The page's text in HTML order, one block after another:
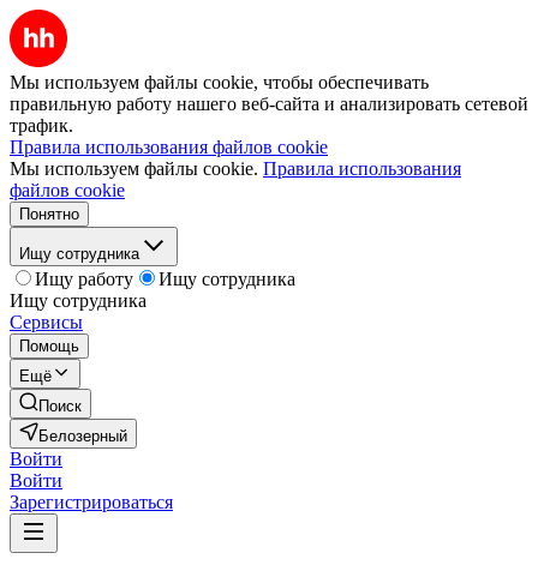
Мы используем файлы cookie, чтобы обеспечивать
правильную работу нашего веб-сайта и анализировать сетевой
трафик.
Правила использования файлов cookie
Мы используем файлы cookie. Правила использования
файлов cookie
Понятно
Ищу сотрудника
Ищу работу
Ищу сотрудника
Ищу сотрудника
Сервисы
Помощь
Ещё
Поиск
Белозерный
Войти
Войти
Зарегистрироваться